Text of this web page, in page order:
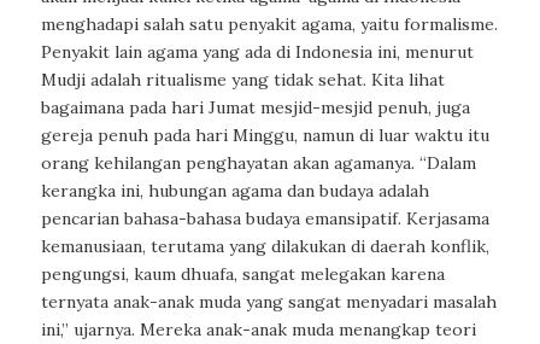
menghadapi salah satu penyakit agama, yaitu formalisme.
Penyakit lain agama yang ada di Indonesia ini, menurut
Mudji adalah ritualisme yang tidak sehat. Kita lihat
bagaimana pada hari Jumat mesjid-mesjid penuh, juga
gereja penuh pada hari Minggu, namun di luar waktu itu
orang kehilangan penghayatan akan agamanya. “Dalam
kerangka ini, hubungan agama dan budaya adalah
pencarian bahasa-bahasa budaya emansipatif. Kerjasama
kemanusiaan, terutama yang dilakukan di daerah konflik,
pengungsi, kaum dhuafa, sangat melegakan karena
ternyata anak-anak muda yang sangat menyadari masalah
ini,” ujarnya. Mereka anak-anak muda menangkap teori